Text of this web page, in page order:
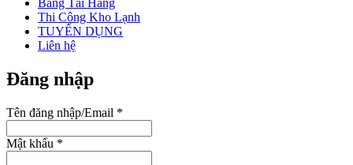
Băng Tải Hàng
Thi Công Kho Lạnh
TUYỂN DỤNG
Liên hệ
Đăng nhập
Tên đăng nhập/Email *
Mật khẩu *